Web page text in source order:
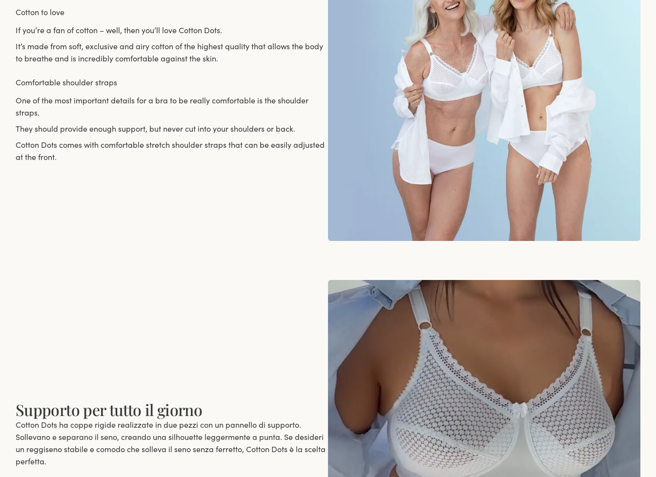
Cotton to love
If you’re a fan of cotton – well, then you’ll love Cotton Dots.
It’s made from soft, exclusive and airy cotton of the highest quality that allows the body
to breathe and is incredibly comfortable against the skin.
Comfortable shoulder straps
One of the most important details for a bra to be really comfortable is the shoulder
straps.
They should provide enough support, but never cut into your shoulders or back.
Cotton Dots comes with comfortable stretch shoulder straps that can be easily adjusted
at the front.
Supporto per tutto il giorno
Cotton Dots ha coppe rigide realizzate in due pezzi con un pannello di supporto.
Sollevano e separano il seno, creando una silhouette leggermente a punta. Se desideri
un reggiseno stabile e comodo che solleva il seno senza ferretto, Cotton Dots è la scelta
perfetta.